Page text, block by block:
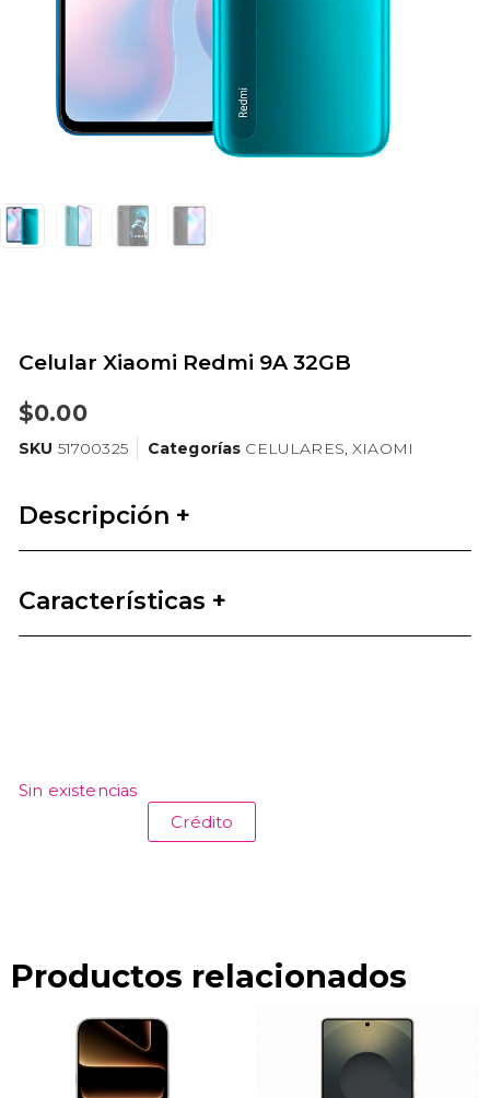
Celular Xiaomi Redmi 9A 32GB
$0.00
SKU 51700325 Categorías CELULARES ,XIAOMI
Descripción +
Características +
Sin existencias
Crédito
Productos relacionados